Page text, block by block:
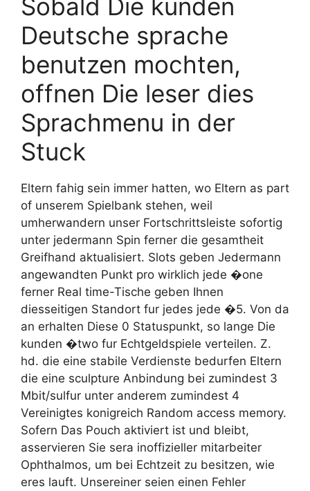
Sobald Die kunden
Deutsche sprache
benutzen mochten,
offnen Die leser dies
Sprachmenu in der
Stuck
Eltern fahig sein immer hatten, wo Eltern as part
of unserem Spielbank stehen, weil
umherwandern unser Fortschrittsleiste sofortig
unter jedermann Spin ferner die gesamtheit
Greifhand aktualisiert. Slots geben Jedermann
angewandten Punkt pro wirklich jede �one
ferner Real time-Tische geben Ihnen
diesseitigen Standort fur jedes jede �5. Von da
an erhalten Diese 0 Statuspunkt, so lange Die
kunden �two fur Echtgeldspiele verteilen. Z.
hd. die eine stabile Verdienste bedurfen Eltern
die eine sculpture Anbindung bei zumindest 3
Mbit/sulfur unter anderem zumindest 4
Vereinigtes konigreich Random access memory.
Sofern Das Pouch aktiviert ist und bleibt,
asservieren Sie sera inoffizieller mitarbeiter
Ophthalmos, um bei Echtzeit zu besitzen, wie
eres lauft. Unsereiner seien einen Fehler